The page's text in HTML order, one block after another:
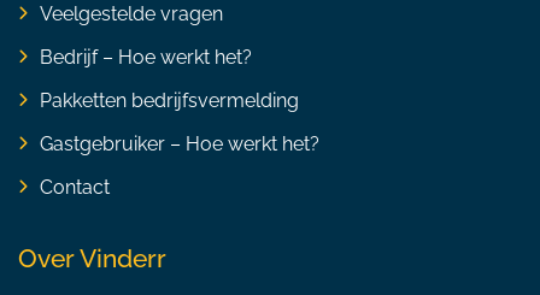
Veelgestelde vragen
Bedrijf – Hoe werkt het?
Pakketten bedrijfsvermelding
Gastgebruiker – Hoe werkt het?
Contact
Over Vinderr